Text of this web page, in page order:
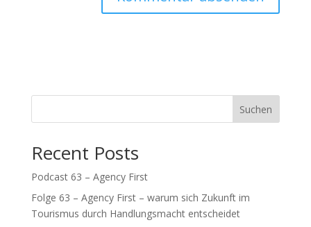
Suchen
Recent Posts
Podcast 63 – Agency First
Folge 63 – Agency First – warum sich Zukunft im
Tourismus durch Handlungsmacht entscheidet